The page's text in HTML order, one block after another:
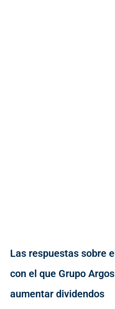
Las respuestas sobre
con el que Grupo
aumentar dividendos